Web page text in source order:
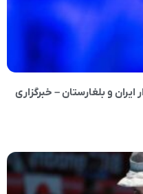
ایران و بلغارستان – خبرگزاری